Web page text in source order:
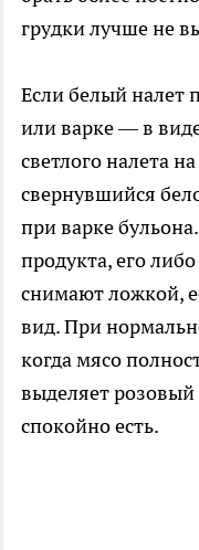
грудки лучше не
Если белый налет
или варке — в
светлого налета
свернувшийся
при варке
продукта, его
снимают ложкой,
вид. При
когда мясо
выделяет
спокойно есть.